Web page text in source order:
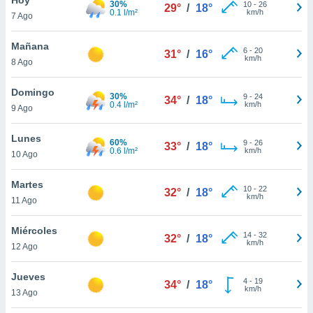
en
más
nuestra
de
cookies
aceptar
7 Ago
30%
0.1 l/m²
29° / 18° 10- 26
km/h
Mañana
8 Ago
31° / 16° 6- 20
km/h
Domingo
9 Ago
30%
0.4 l/m²
34° / 18° 9- 24
km/h
Lunes
10 Ago
60%
0.6 l/m²
33° / 18° 9- 26
km/h
Martes
11 Ago
32° / 18° 10- 22
km/h
Miércoles
12 Ago
32° / 18° 14- 32
km/h
Jueves
13 Ago
34° / 18° 4- 19
km/h